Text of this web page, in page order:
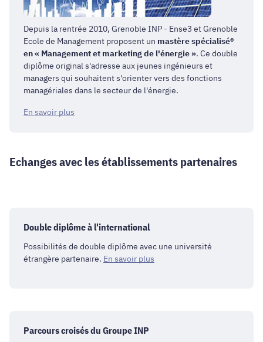
Depuis la rentrée 2010, Grenoble INP - Ense3 et Grenoble
Ecole de Management proposent un mastère spécialisé®
en « Management et marketing de l'énergie ». Ce double
diplôme original s'adresse aux jeunes ingénieurs et
managers qui souhaitent s'orienter vers des fonctions
managériales dans le secteur de l'énergie.
En savoir plus
Echanges avec les établissements partenaires
Double diplôme à l'international
Possibilités de double diplôme avec une université
étrangère partenaire. En savoir plus
Parcours croisés du Groupe INP